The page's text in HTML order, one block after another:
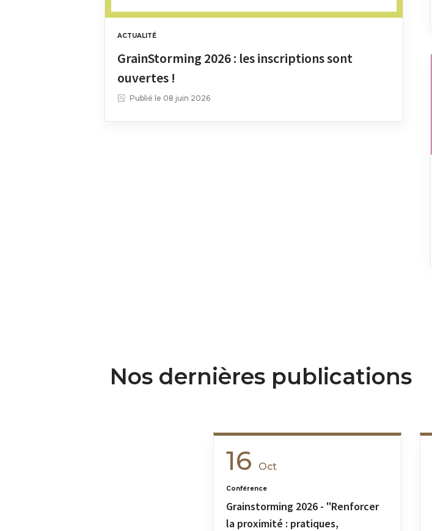
ACTUALITÉ
GrainStorming 2026 : les inscriptions sont
ouvertes !
Publié le 08 juin 2026
Nos dernières publications
16 Oct
Conférence
Grainstorming 2026 - "Renforcer
la proximité : pratiques,